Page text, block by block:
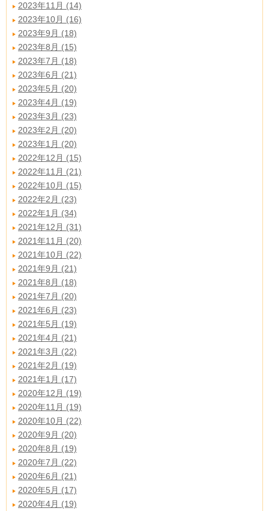
2023年11月 (14)
2023年10月 (16)
2023年9月 (18)
2023年8月 (15)
2023年7月 (18)
2023年6月 (21)
2023年5月 (20)
2023年4月 (19)
2023年3月 (23)
2023年2月 (20)
2023年1月 (20)
2022年12月 (15)
2022年11月 (21)
2022年10月 (15)
2022年2月 (23)
2022年1月 (34)
2021年12月 (31)
2021年11月 (20)
2021年10月 (22)
2021年9月 (21)
2021年8月 (18)
2021年7月 (20)
2021年6月 (23)
2021年5月 (19)
2021年4月 (21)
2021年3月 (22)
2021年2月 (19)
2021年1月 (17)
2020年12月 (19)
2020年11月 (19)
2020年10月 (22)
2020年9月 (20)
2020年8月 (19)
2020年7月 (22)
2020年6月 (21)
2020年5月 (17)
2020年4月 (19)